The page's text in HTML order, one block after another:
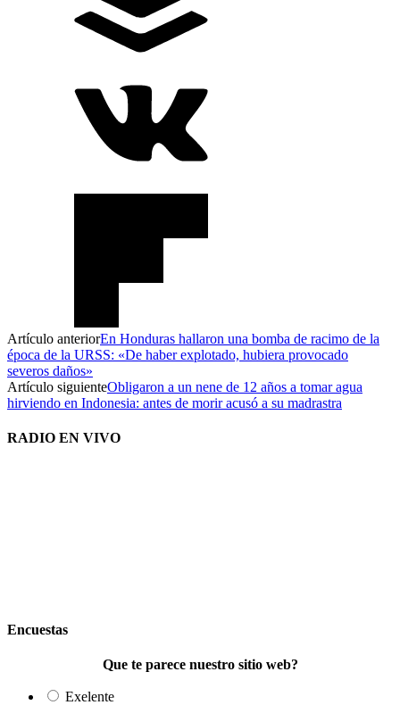
Artículo anteriorEn Honduras hallaron una bomba de racimo de la
época de la URSS: «De haber explotado, hubiera provocado
severos daños»
Artículo siguienteObligaron a un nene de 12 años a tomar agua
hirviendo en Indonesia: antes de morir acusó a su madrastra
RADIO EN VIVO
Encuestas
Que te parece nuestro sitio web?
Exelente